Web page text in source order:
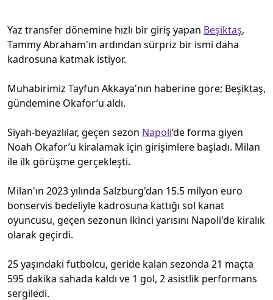
Yaz transfer dönemine hızlı bir giriş yapan Beşiktaş,
Tammy Abraham'ın ardından sürpriz bir ismi daha
kadrosuna katmak istiyor.
Muhabirimiz Tayfun Akkaya'nın haberine göre; Beşiktaş,
gündemine Okafor’u aldı.
Siyah-beyazlılar, geçen sezon Napoli’de forma giyen
Noah Okafor’u kiralamak için girişimlere başladı. Milan
ile ilk görüşme gerçekleşti.
Milan'ın 2023 yılında Salzburg'dan 15.5 milyon euro
bonservis bedeliyle kadrosuna kattığı sol kanat
oyuncusu, geçen sezonun ikinci yarısını Napoli'de kiralık
olarak geçirdi.
25 yaşındaki futbolcu, geride kalan sezonda 21 maçta
595 dakika sahada kaldı ve 1 gol, 2 asistlik performans
sergiledi.